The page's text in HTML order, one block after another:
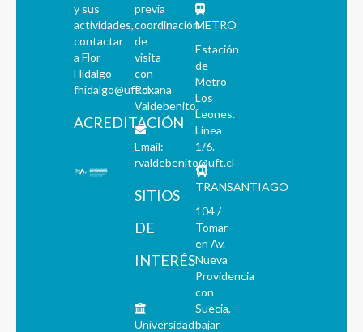
y sus
actividades,
contactar
a Flor
Hidalgo
fhidalgo@uft.cl
ACREDITACIÓN
previa
coordinación
de
visita
con
Roxana
Valdebenito.
Email:
rvaldebenito@uft.cl
SITIOS
DE
INTERÉS
Universidad
METRO
Estación
de
Metro
Los
Leones.
Línea
1/6.
TRANSANTIAGO
104 /
Tomar
en Av.
Nueva
Providencia
con
Suecia,
bajar